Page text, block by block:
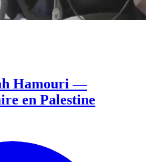
Hamouri —
en Palestine